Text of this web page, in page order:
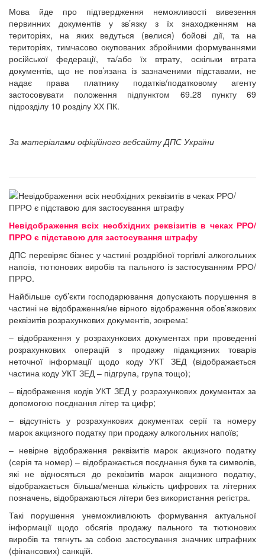
Мова йде про підтвердження неможливості вивезення
первинних документів у зв’язку з їх знаходженням на
територіях, на яких ведуться (велися) бойові дії, та на
територіях, тимчасово окупованих збройними формуваннями
російської федерації, та/або їх втрату, оскільки втрата
документів, що не пов’язана із зазначеними підставами, не
надає права платнику податків/податковому агенту
застосовувати положення підпунктом 69.28 пункту 69
підрозділу 10 розділу ХХ ПК.
За матеріалами офіційного вебсайту ДПС України
Невідображення всіх необхідних реквізитів в чеках РРО/
ПРРО є підставою для застосування штрафу
ДПС перевіряє бізнес у частині роздрібної торгівлі алкогольних
напоїв, тютюнових виробів та пального із застосуванням РРО/
ПРРО.
Найбільше суб’єкти господарювання допускають порушення в
частині не відображення/не вірного відображення обов’язкових
реквізитів розрахункових документів, зокрема:
– відображення у розрахункових документах при проведенні
розрахункових операцій з продажу підакцизних товарів
неточної інформації щодо коду УКТ ЗЕД (відображається
частина коду УКТ ЗЕД – підгрупа, група тощо);
– відображення кодів УКТ ЗЕД у розрахункових документах за
допомогою поєднання літер та цифр;
– відсутність у розрахункових документах серії та номеру
марок акцизного податку при продажу алкогольних напоїв;
– невірне відображення реквізитів марок акцизного податку
(серія та номер) – відображається поєднання букв та символів,
які не відносяться до реквізитів марок акцизного податку,
відображається більша/менша кількість цифрових та літерних
позначень, відображаються літери без використання регістра.
Такі порушення унеможливлюють формування актуальної
інформації щодо обсягів продажу пального та тютюнових
виробів та тягнуть за собою застосування значних штрафних
(фінансових) санкцій.